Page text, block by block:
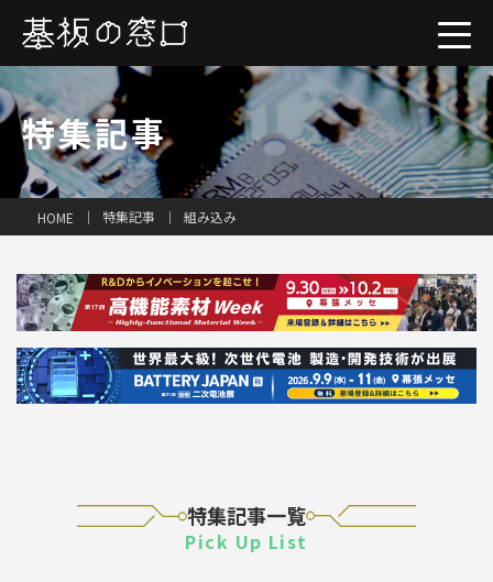
一括見積り
特集記事
HOME 特集記事 組み込み
特集記事一覧
Pick Up List